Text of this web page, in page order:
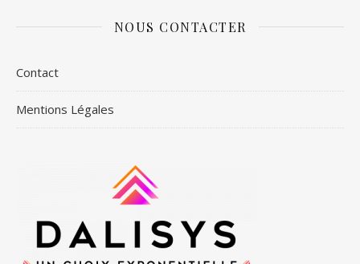
NOUS CONTACTER
Contact
Mentions Légales